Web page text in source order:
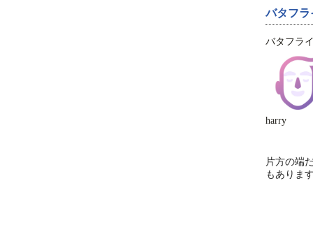
バタフ
バタフラ
harry
片方の端
もありま